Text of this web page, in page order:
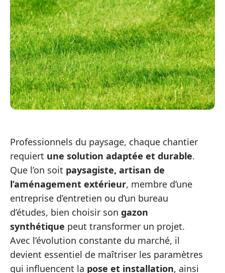
Professionnels du paysage, chaque chantier
requiert une solution adaptée et durable.
Que l’on soit paysagiste, artisan de
l’aménagement extérieur, membre d’une
entreprise d’entretien ou d’un bureau
d’études, bien choisir son gazon
synthétique peut transformer un projet.
Avec l’évolution constante du marché, il
devient essentiel de maîtriser les paramètres
qui influencent la pose et installation, ainsi